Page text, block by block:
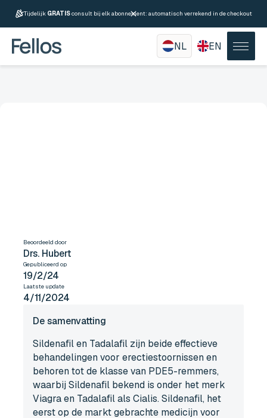
Tijdelijk GRATISconsult bij elk abonnement: automatisch verrekend in de checkout
NL EN
Beoordeeld door
Drs. Hubert
Gepubliceerd op
19/2/24
Laatste update
4/11/2024
De samenvatting
Sildenafil en Tadalafil zijn beide effectieve
behandelingen voor erectiestoornissen en
behoren tot de klasse van PDE5-remmers,
waarbij Sildenafil bekend is onder het merk
Viagra en Tadalafil als Cialis. Sildenafil, het
eerst op de markt gebrachte medicijn voor